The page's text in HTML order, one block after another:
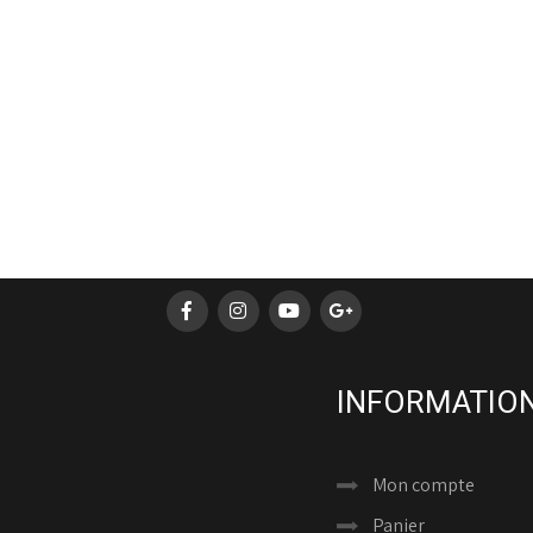
Mon compte
Panier